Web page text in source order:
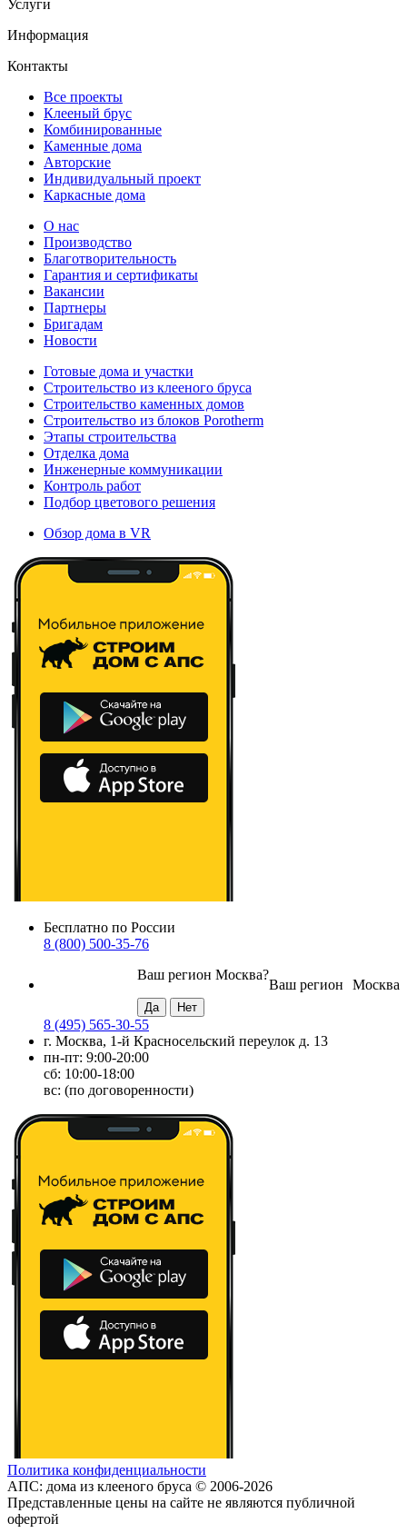
Услуги
Информация
Контакты
Все проекты
Клееный брус
Комбинированные
Каменные дома
Авторские
Индивидуальный проект
Каркасные дома
О нас
Производство
Благотворительность
Гарантия и сертификаты
Вакансии
Партнеры
Бригадам
Новости
Готовые дома и участки
Строительство из клееного бруса
Строительство каменных домов
Строительство из блоков Porotherm
Этапы строительства
Отделка дома
Инженерные коммуникации
Контроль работ
Подбор цветового решения
Обзор дома в VR
Бесплатно по России
8 (800) 500-35-76
Москва
Ваш регион
Ваш регион Москва?
8 (495) 565-30-55
г. Москва, 1-й Красносельский переулок д. 13
пн-пт: 9:00-20:00
сб: 10:00-18:00
вс: (по договоренности)
Политика конфиденциальности
АПС: дома из клееного бруса © 2006-2026
Представленные цены на сайте не являются публичной
офертой